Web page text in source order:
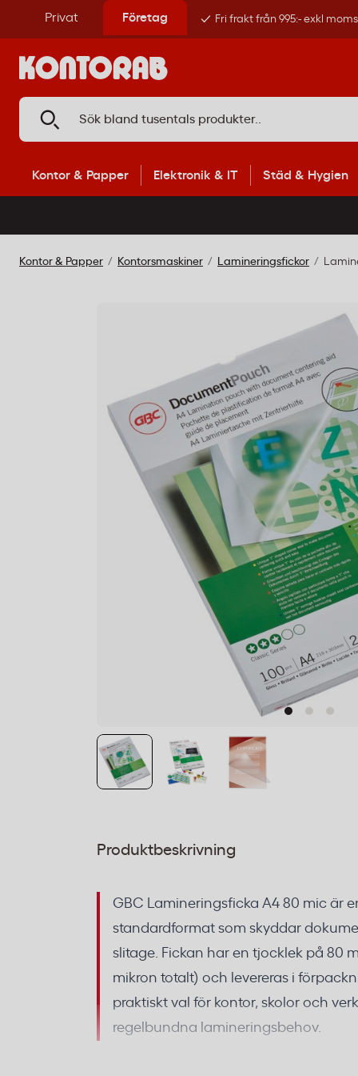
Privat Företag Fri frakt från 995:- exkl moms
Kontor & Papper Elektronik & IT Städ & Hygien
Kontor & Papper Kontorsmaskiner Lamineringsfickor
Produktbeskrivning
GBC Lamineringsficka A4 80 mic är
standardformat som skyddar
slitage. Fickan har en tjocklek på 80
mikron totalt) och levereras i
praktiskt val för kontor, skolor och
regelbundna lamineringsbehov.